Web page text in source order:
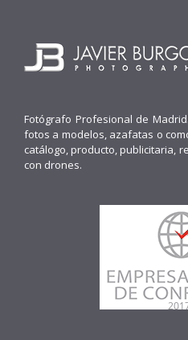
Fotógrafo Profesional de
fotos a modelos, azafatas o
catálogo, producto, publicitaria,
con drones.